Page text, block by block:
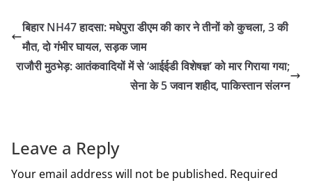
c
e
b
o
itt
er
ai
l
ar
e
बिहार NH47 हादसा: मधेपुरा डीएम की कार ने तीनों को कुचला, 3 की
मौत, दो गंभीर घायल, सड़क जाम
राजौरी मुठभेड़: आतंकवादियों में से ‘आईईडी विशेषज्ञ’ को मार गिराया गया;
सेना के 5 जवान शहीद, पाकिस्तान संलग्न
Leave a Reply
Your email address will not be published. Required